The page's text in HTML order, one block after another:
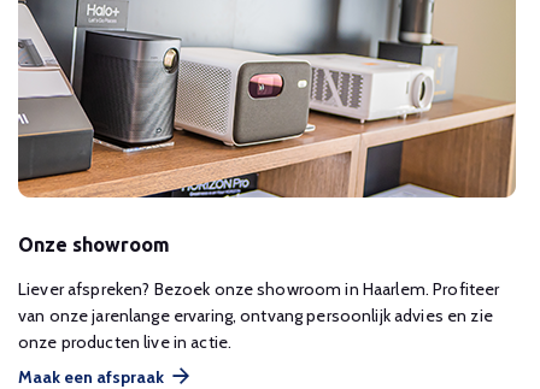
Onze showroom
Liever afspreken? Bezoek onze showroom in Haarlem. Profiteer
van onze jarenlange ervaring, ontvang persoonlijk advies en zie
onze producten live in actie.
Maak een afspraak